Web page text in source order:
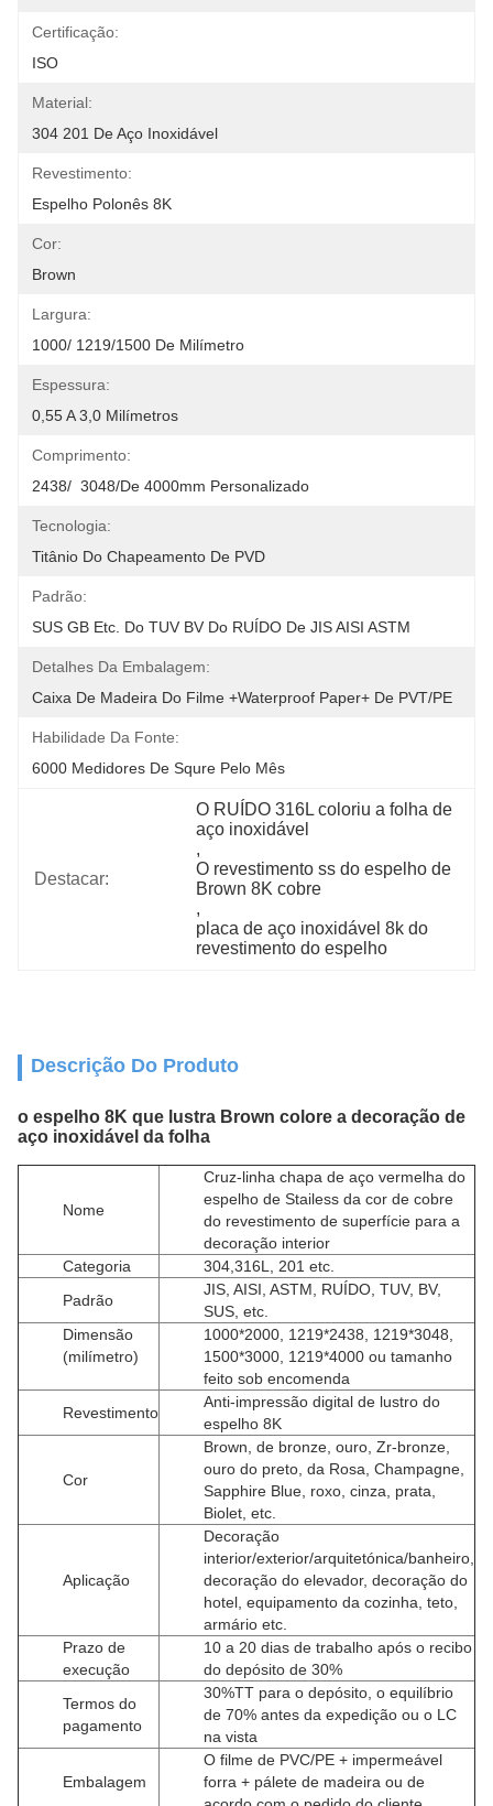
Certificação:
ISO
Material:
304 201 De Aço Inoxidável
Revestimento:
Espelho Polonês 8K
Cor:
Brown
Largura:
1000/ 1219/1500 De Milímetro
Espessura:
0,55 A 3,0 Milímetros
Comprimento:
2438/  3048/de 4000mm Personalizado
Tecnologia:
Titânio Do Chapeamento De PVD
Padrão:
SUS GB Etc. Do TUV BV Do RUÍDO De JIS AISI ASTM
Detalhes Da Embalagem:
Caixa De Madeira Do Filme +Waterproof Paper+ De PVT/PE
Habilidade Da Fonte:
6000 Medidores De Squre Pelo Mês
Destacar:
O RUÍDO 316L coloriu a folha de
aço inoxidável
,
O revestimento ss do espelho de
Brown 8K cobre
,
placa de aço inoxidável 8k do
revestimento do espelho
Descrição Do Produto
o espelho 8K que lustra Brown colore a decoração de
aço inoxidável da folha
Nome
Cruz-linha chapa de aço vermelha do
espelho de Stailess da cor de cobre
do revestimento de superfície para a
decoração interior
Categoria
304,316L, 201 etc.
Padrão
JIS, AISI, ASTM, RUÍDO, TUV, BV,
SUS, etc.
Dimensão
(milímetro)
1000*2000, 1219*2438, 1219*3048,
1500*3000, 1219*4000 ou tamanho
feito sob encomenda
Revestimento
Anti-impressão digital de lustro do
espelho 8K
Cor
Brown, de bronze, ouro, Zr-bronze,
ouro do preto, da Rosa, Champagne,
Sapphire Blue, roxo, cinza, prata,
Biolet, etc.
Aplicação
Decoração
interior/exterior/arquitetónica/banheiro,
decoração do elevador, decoração do
hotel, equipamento da cozinha, teto,
armário etc.
Prazo de
execução
10 a 20 dias de trabalho após o recibo
do depósito de 30%
Termos do
pagamento
30%TT para o depósito, o equilíbrio
de 70% antes da expedição ou o LC
na vista
Embalagem
O filme de PVC/PE + impermeável
forra + pálete de madeira ou de